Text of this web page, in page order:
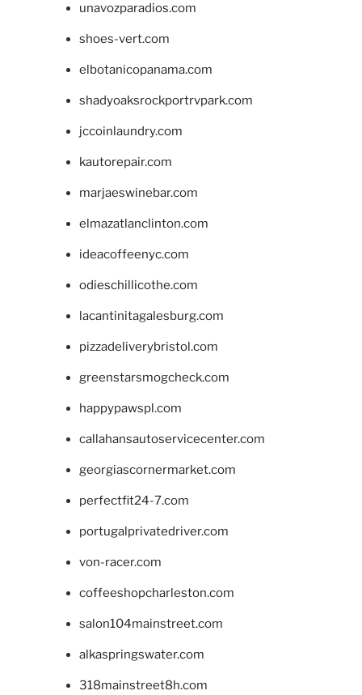
unavozparadios.com
shoes-vert.com
elbotanicopanama.com
shadyoaksrockportrvpark.com
jccoinlaundry.com
kautorepair.com
marjaeswinebar.com
elmazatlanclinton.com
ideacoffeenyc.com
odieschillicothe.com
lacantinitagalesburg.com
pizzadeliverybristol.com
greenstarsmogcheck.com
happypawspl.com
callahansautoservicecenter.com
georgiascornermarket.com
perfectfit24-7.com
portugalprivatedriver.com
von-racer.com
coffeeshopcharleston.com
salon104mainstreet.com
alkaspringswater.com
318mainstreet8h.com